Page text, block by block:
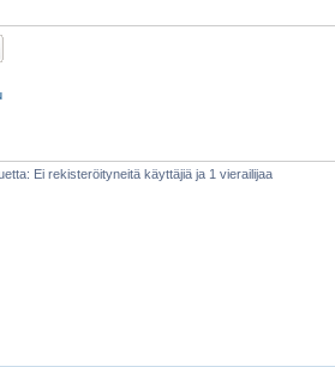
Ei rekisteröityneitä käyttäjiä ja 1 vierailijaa